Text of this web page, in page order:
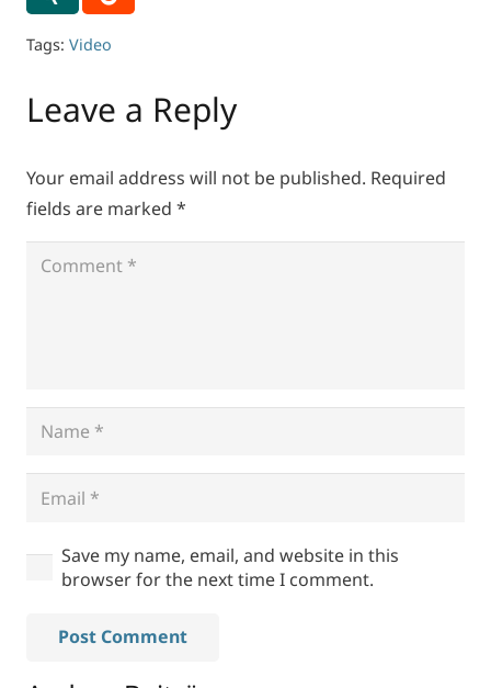
Tags: Video
Leave a Reply
Your email address will not be published. Required
fields are marked *
Save my name, email, and website in this
browser for the next time I comment.
Post Comment